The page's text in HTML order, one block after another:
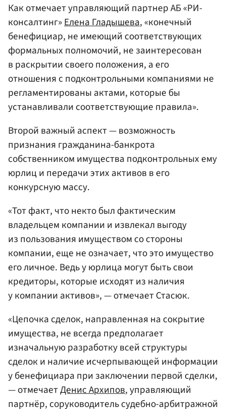
Как отмечает управляющий партнер АБ «РИ-
консалтинг»Елена Гладышева, «конечный
бенефициар, не имеющий соответствующих
формальных полномочий, не заинтересован
в раскрытии своего положения, а его
отношения с подконтрольными компаниями не
регламентированы актами, которые бы
устанавливали соответствующие правила».
Второй важный аспект — возможность
признания гражданина-банкрота
собственником имущества подконтрольных ему
юрлиц и передачи этих активов в его
конкурсную массу.
«Тот факт, что некто был фактическим
владельцем компании и извлекал выгоду
из пользования имуществом со стороны
компании, еще не означает, что это имущество
его личное. Ведь у юрлица могут быть свои
кредиторы, которые исходят из наличия
у компании активов», — отмечает Стасюк.
«Цепочка сделок, направленная на сокрытие
имущества, не всегда предполагает
изначальную разработку всей структуры
сделок и наличие исчерпывающей информации
у бенефициара при заключении первой сделки,
— отмечаетДенис Архипов, управляющий
партнёр, соруководитель судебно-арбитражной